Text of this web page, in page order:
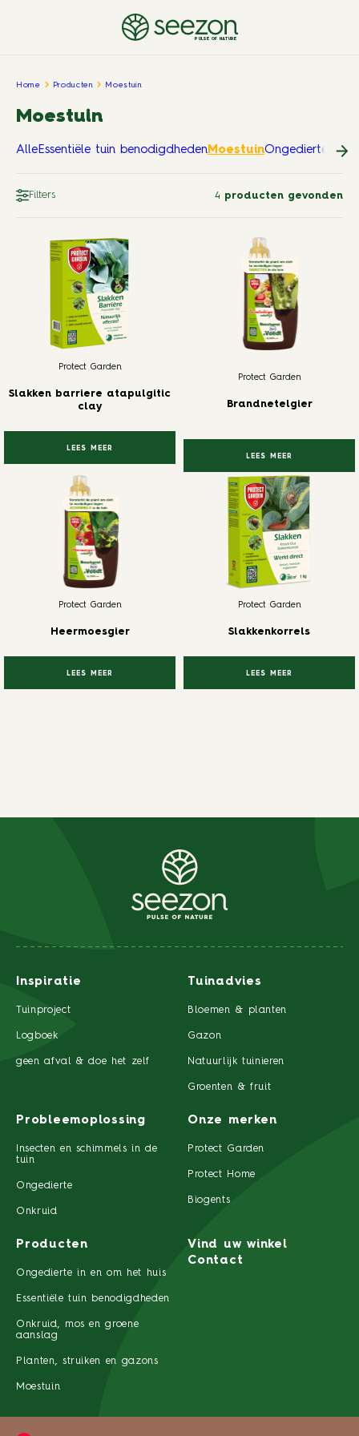
PULSE OF NATURE
Home Producten Moestuin
Moestuin
AlleEssentiële tuin benodigdhedenMoestuinOngedierte in
Filters 4 producten gevonden
Protect Garden
Slakken barriere atapulgitic
clay
LEES MEER
Protect Garden
Brandnetelgier
LEES MEER
Protect Garden
Heermoesgier
LEES MEER
Protect Garden
Slakkenkorrels
LEES MEER
Inspiratie
Tuinproject
Logboek
geen afval & doe het zelf
Tuinadvies
Bloemen & planten
Gazon
Natuurlijk tuinieren
Groenten & fruit
Probleemoplossing
Insecten en schimmels in de
tuin
Ongedierte
Onkruid
Onze merken
Protect Garden
Protect Home
Biogents
Producten
Ongedierte in en om het huis
Essentiële tuin benodigdheden
Onkruid, mos en groene
aanslag
Planten, struiken en gazons
Moestuin
Vind uw winkel
Contact